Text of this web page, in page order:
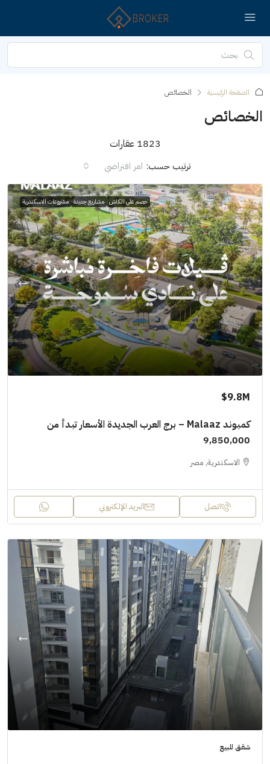
الصفحة الرئيسية الخصائص
الخصائص
1823 عقارات
ترتيب حسب: امر افتراضي
خصم علي الكاش مشاريع جديدة مشروعات الاسكندرية
9.8M$
كمبوند Malaaz – برج العرب الجديدة الأسعار تبدأ من
9,850,000
الاسكندرية, مصر
اتصل البريد الإلكتروني
شقق للبيع